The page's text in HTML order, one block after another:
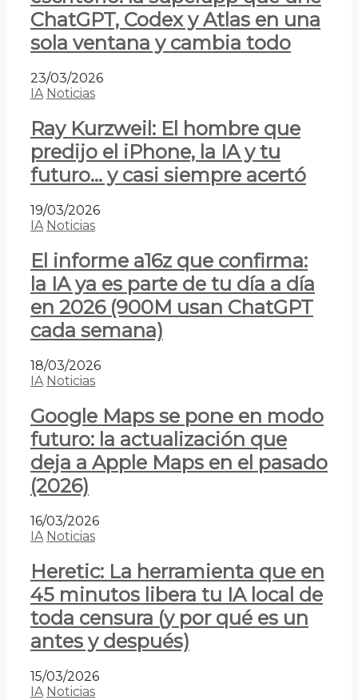
ChatGPT, Codex y Atlas en una
sola ventana y cambia todo
23/03/2026
IA Noticias
Ray Kurzweil: El hombre que
predijo el iPhone, la IA y tu
futuro… y casi siempre acertó
19/03/2026
IA Noticias
El informe a16z que confirma:
la IA ya es parte de tu día a día
en 2026 (900M usan ChatGPT
cada semana)
18/03/2026
IA Noticias
Google Maps se pone en modo
futuro: la actualización que
deja a Apple Maps en el pasado
(2026)
16/03/2026
IA Noticias
Heretic: La herramienta que en
45 minutos libera tu IA local de
toda censura (y por qué es un
antes y después)
15/03/2026
IA Noticias